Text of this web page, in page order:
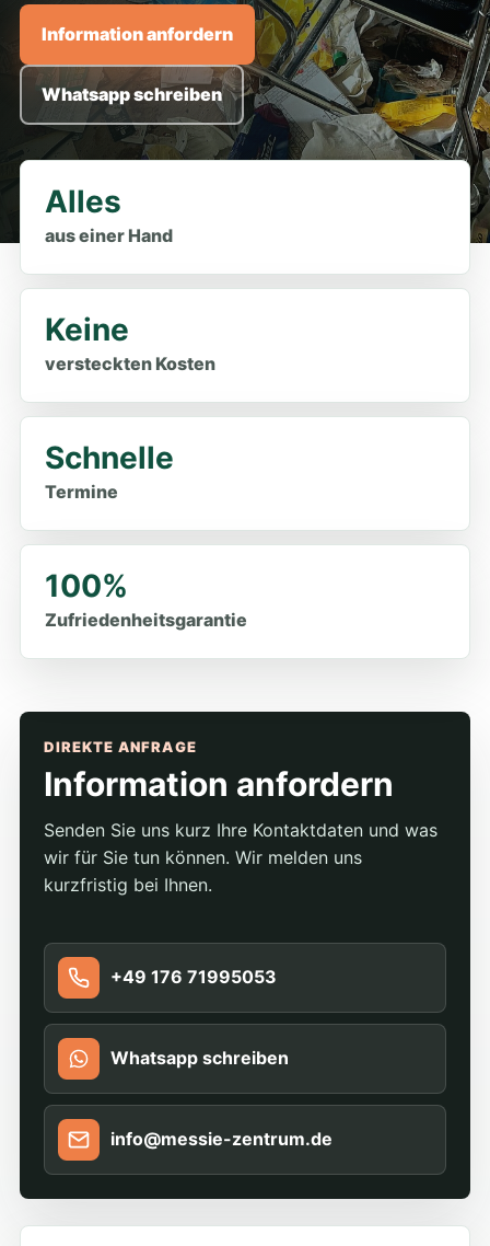
Information anfordern
Whatsapp schreiben
Alles
aus einer Hand
Keine
versteckten Kosten
Schnelle
Termine
100%
Zufriedenheitsgarantie
DIREKTE ANFRAGE
Information anfordern
Senden Sie uns kurz Ihre Kontaktdaten und was
wir für Sie tun können. Wir melden uns
kurzfristig bei Ihnen.
+49 176 71995053
Whatsapp schreiben
info@messie-zentrum.de